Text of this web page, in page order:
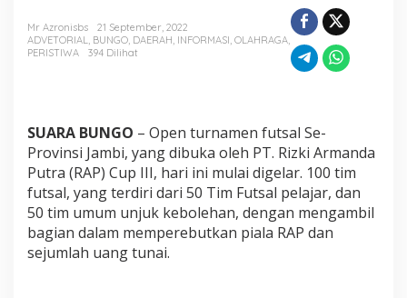
U
n
e
b
o
l
e
h
a
Mr Azronisbs
21 September, 2022
ADVETORIAL, BUNGO, DAERAH, INFORMASI, OLAHRAGA,
PERISTIWA
394 Dilihat
SUARA BUNGO – Open turnamen futsal Se-
Provinsi Jambi, yang dibuka oleh PT. Rizki Armanda
Putra (RAP) Cup III, hari ini mulai digelar. 100 tim
futsal, yang terdiri dari 50 Tim Futsal pelajar, dan
50 tim umum unjuk kebolehan, dengan mengambil
bagian dalam memperebutkan piala RAP dan
sejumlah uang tunai.